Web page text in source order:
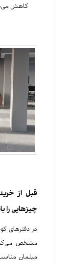
کاهش
قبل از
چیزهایی را
در دفترهای
مشخص
مبلمان